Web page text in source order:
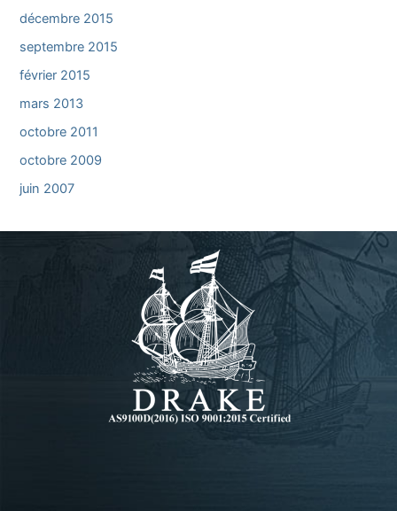
décembre 2015
septembre 2015
février 2015
mars 2013
octobre 2011
octobre 2009
juin 2007